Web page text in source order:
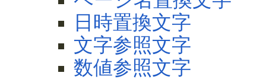
日時置換文字
文字参照文字
数値参照文字